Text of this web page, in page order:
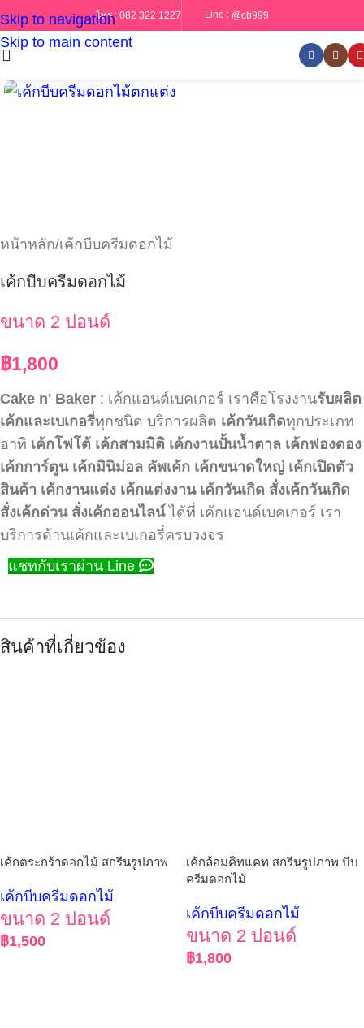
Skip to navigation
Skip to main content
โทร : 082 322 1227 Line : @cb999
หน้าหลัก/เค้กบีบครีมดอกไม้
เค้กบีบครีมดอกไม้
ขนาด 2 ปอนด์
฿1,800
Cake n' Baker : เค้กแอนด์เบคเกอร์ เราคือโรงงานรับผลิต
เค้กและเบเกอรี่ทุกชนิด บริการผลิต เค้กวันเกิดทุกประเภท
อาทิ เค้กโฟโต้ เค้กสามมิติ เค้กงานปั้นน้ำตาล เค้กฟองดอง
เค้กการ์ตูน เค้กมินิม่อล คัพเค้ก เค้กขนาดใหญ่ เค้กเปิดตัว
สินค้า เค้กงานแต่ง เค้กแต่งงาน เค้กวันเกิด สั่งเค้กวันเกิด
สั่งเค้กด่วน สั่งเค้กออนไลน์ได้ที่ เค้กแอนด์เบคเกอร์ เรา
บริการด้านเค้กและเบเกอรี่ครบวงจร
แชทกับเราผ่าน Line
สินค้าที่เกี่ยวข้อง
เค้กตระกร้าดอกไม้ สกรีนรูปภาพ
เค้กบีบครีมดอกไม้
ขนาด 2 ปอนด์
฿1,500
เค้กล้อมคิทแคท สกรีนรูปภาพ บีบ
ครีมดอกไม้
เค้กบีบครีมดอกไม้
ขนาด 2 ปอนด์
฿1,800